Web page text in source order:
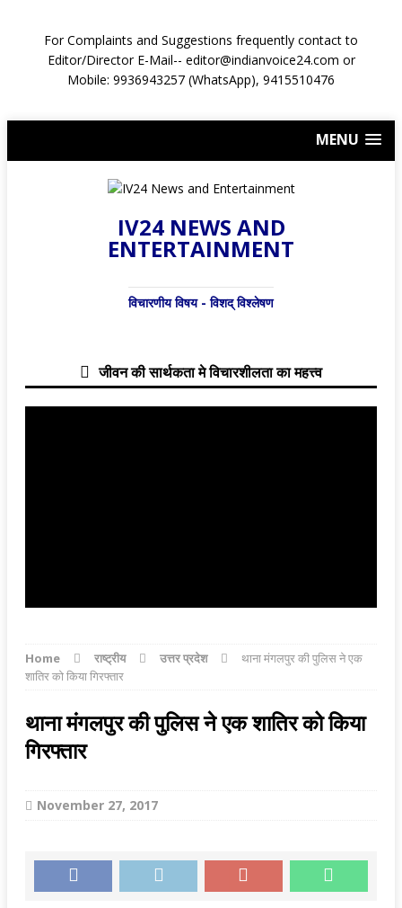
For Complaints and Suggestions frequently contact to
Editor/Director E-Mail-- editor@indianvoice24.com or
Mobile: 9936943257 (WhatsApp), 9415510476
MENU
IV24 NEWS AND
ENTERTAINMENT
विचारणीय विषय - विशद् विश्लेषण
जीवन की सार्थकता मे विचारशीलता का महत्त्व
Home राष्ट्रीय उत्तर प्रदेश
थाना मंगलपुर की पुलिस ने एक
शातिर को किया गिरफ्तार
थाना मंगलपुर की पुलिस ने एक शातिर को किया
गिरफ्तार
November 27, 2017